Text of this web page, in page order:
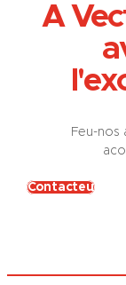
A
Feu-nos
Contacteu